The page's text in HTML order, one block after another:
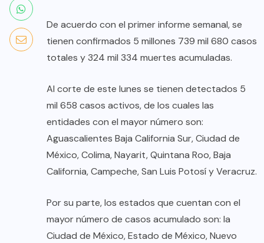
De acuerdo con el primer informe semanal, se
tienen confirmados 5 millones 739 mil 680 casos
totales y 324 mil 334 muertes acumuladas.
Al corte de este lunes se tienen detectados 5
mil 658 casos activos, de los cuales las
entidades con el mayor número son:
Aguascalientes Baja California Sur, Ciudad de
México, Colima, Nayarit, Quintana Roo, Baja
California, Campeche, San Luis Potosí y Veracruz.
Por su parte, los estados que cuentan con el
mayor número de casos acumulado son: la
Ciudad de México, Estado de México, Nuevo